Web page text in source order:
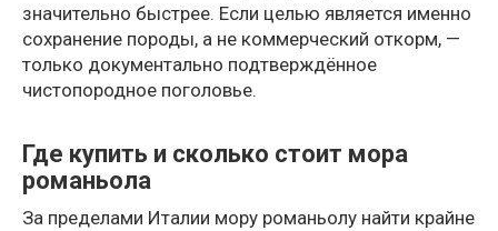
значительно быстрее. Если целью является именно
сохранение породы, а не коммерческий откорм, —
только документально подтверждённое
чистопородное поголовье.
Где купить и сколько стоит мора
романьола
За пределами Италии мору романьолу найти крайне